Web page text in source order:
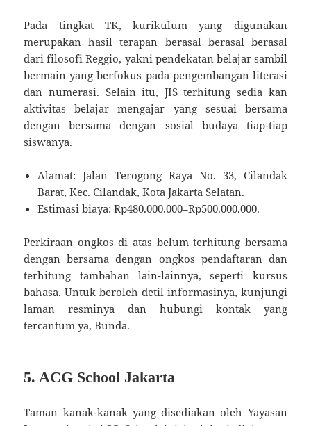
Pada tingkat TK, kurikulum yang digunakan
merupakan hasil terapan berasal berasal berasal
dari filosofi Reggio, yakni pendekatan belajar sambil
bermain yang berfokus pada pengembangan literasi
dan numerasi. Selain itu, JIS terhitung sedia kan
aktivitas belajar mengajar yang sesuai bersama
dengan bersama dengan sosial budaya tiap-tiap
siswanya.
Alamat: Jalan Terogong Raya No. 33, Cilandak
Barat, Kec. Cilandak, Kota Jakarta Selatan.
Estimasi biaya: Rp480.000.000–Rp500.000.000.
Perkiraan ongkos di atas belum terhitung bersama
dengan bersama dengan ongkos pendaftaran dan
terhitung tambahan lain-lainnya, seperti kursus
bahasa. Untuk beroleh detil informasinya, kunjungi
laman resminya dan hubungi kontak yang
tercantum ya, Bunda.
5. ACG School Jakarta
Taman kanak-kanak yang disediakan oleh Yayasan